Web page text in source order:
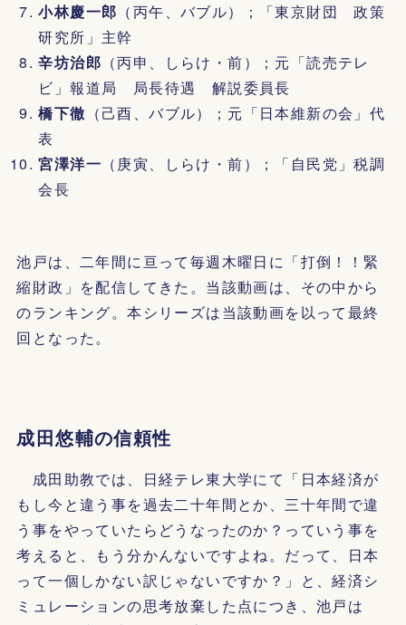
小林慶一郎 （丙午、バブル）；「東京財団 政策
研究所」主幹
辛坊治郎 （丙申、しらけ・前）；元「読売テレ
ビ」報道局 局長待遇 解説委員長
橋下徹 （己酉、バブル）；元「日本維新の会」代
表
宮澤洋一 （庚寅、しらけ・前）；「自民党」税調
会長
池戸は、二年間に亘って毎週木曜日に「打倒！！緊
縮財政」を配信してきた。当該動画は、その中から
のランキング。本シリーズは当該動画を以って最終
回となった。
成田悠輔の信頼性
成田助教では、日経テレ東大学にて「日本経済が
もし今と違う事を過去二十年間とか、三十年間で違
う事をやっていたらどうなったのか？っていう事を
考えると、もう分かんないですよね。だって、日本
って一個しかない訳じゃないですか？」と、経済シ
ミュレーションの思考放棄した点につき、池戸は